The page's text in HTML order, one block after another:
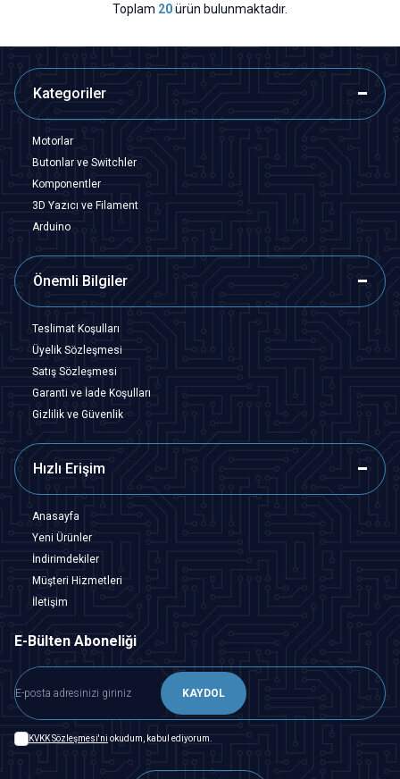
Toplam 20ürün bulunmaktadır.
Kategoriler
Motorlar
Butonlar ve Switchler
Komponentler
3D Yazıcı ve Filament
Arduino
Önemli Bilgiler
Teslimat Koşulları
Üyelik Sözleşmesi
Satış Sözleşmesi
Garanti ve İade Koşulları
Gizlilik ve Güvenlik
Hızlı Erişim
Anasayfa
Yeni Ürünler
İndirimdekiler
Müşteri Hizmetleri
İletişim
E-Bülten Aboneliği
KAYDOL
KVKK Sözleşmesi'ni okudum, kabul ediyorum.